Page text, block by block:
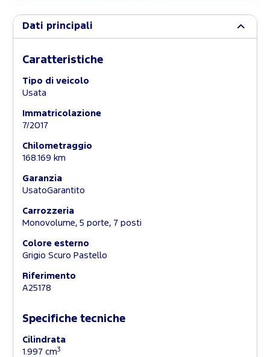
Dati principali
Caratteristiche
Tipo di veicolo
Usata
Immatricolazione
7/2017
Chilometraggio
168.169 km
Garanzia
UsatoGarantito
Carrozzeria
Monovolume, 5 porte, 7 posti
Colore esterno
Grigio Scuro Pastello
Riferimento
A25178
Specifiche tecniche
Cilindrata
1.997 cm3